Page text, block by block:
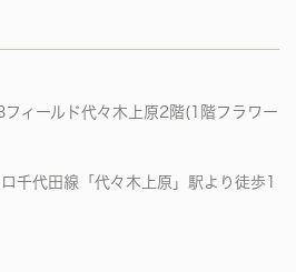
ィールド代々木上原2階(1階フラワー
千代田線「代々木上原」駅より徒歩1